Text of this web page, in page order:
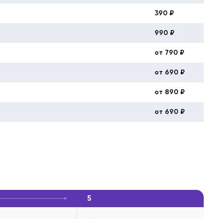
390 ₽
990 ₽
от 790 ₽
от 690 ₽
от 890 ₽
от 690 ₽
5